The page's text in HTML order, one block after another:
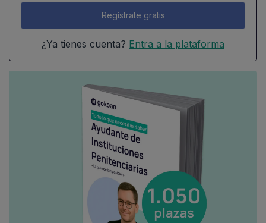
Regístrate gratis
¿Ya tienes cuenta? Entra a la plataforma